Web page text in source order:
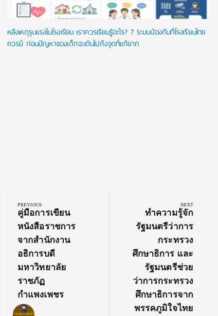
หลังเหตุรุนแรงในโรงเรียน เราควรเรียนรู้อะไร? 7 ระบบป้องกันที่โรงเรียนไทย
ควรมี ก่อนปัญหาของเด็กจะเดินไปถึงจุดที่แก้ยาก
navigation
PREVIOUS
Previous
Post:
คู่มือการเขียน
หนังสือราชการ
จากสํานักงาน
อธิการบดี
มหาวิทยาลัย
ราชภัฏ
กำแพงเพชร
NEXT
Next
Post:
ทำความรู้จัก
รัฐมนตรีว่าการ
กระทรวง
ศึกษาธิการ และ
รัฐมนตรีช่วย
ว่าการกระทรวง
ศึกษาธิการจาก
พรรคภูมิใจไทย